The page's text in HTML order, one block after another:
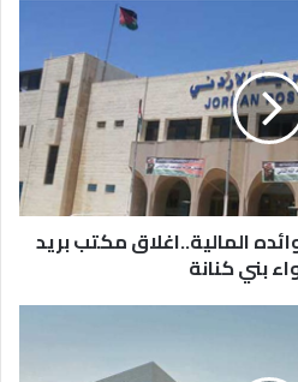
المالية..اغلاق مكتب بريد
بني كنانة